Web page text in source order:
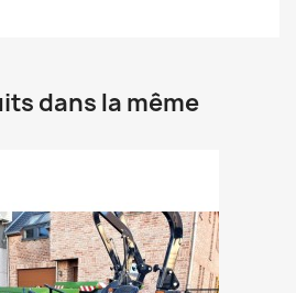
dans la même